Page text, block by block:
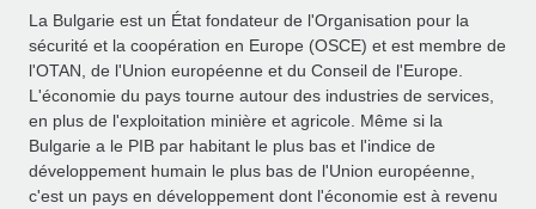
La Bulgarie est un État fondateur de l'Organisation pour la
sécurité et la coopération en Europe (OSCE) et est membre de
l'OTAN, de l'Union européenne et du Conseil de l'Europe.
L'économie du pays tourne autour des industries de services,
en plus de l'exploitation minière et agricole. Même si la
Bulgarie a le PIB par habitant le plus bas et l'indice de
développement humain le plus bas de l'Union européenne,
c'est un pays en développement dont l'économie est à revenu